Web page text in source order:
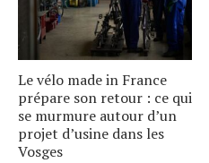
Le vélo made in France
prépare son retour : ce qui
se murmure autour dʼun
projet dʼusine dans les
Vosges